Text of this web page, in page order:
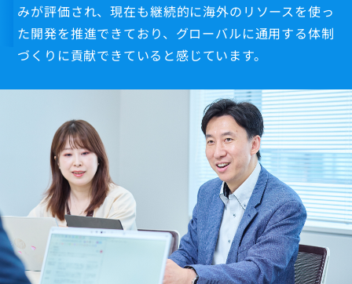
数字で見る
研修制度
福利厚生
みが評価され、現在も継続的に海外のリソースを使っ
た開発を推進できており、グローバルに通用する体制
づくりに貢献できていると感じています。